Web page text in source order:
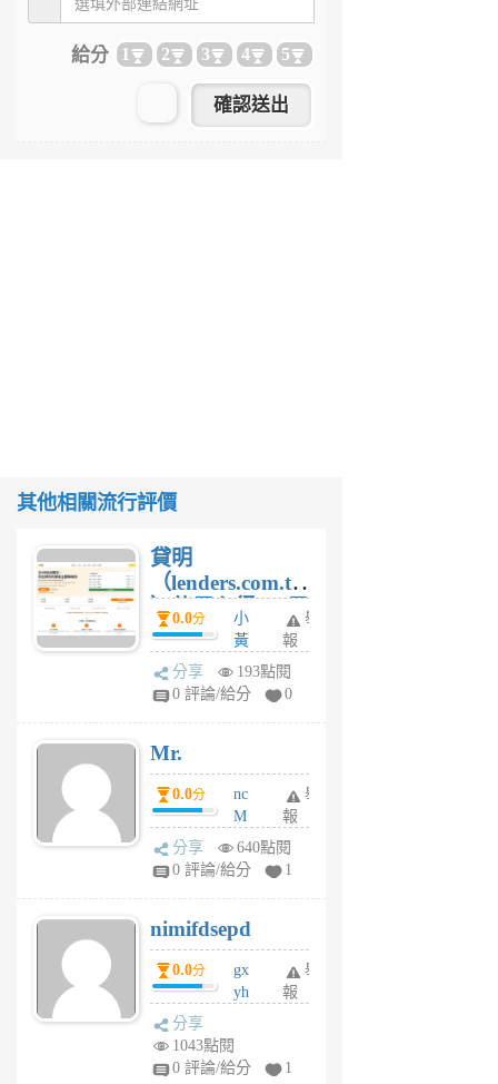
給分 1 2 3 4 5
其他相關流行評價
貸明
（lenders.com.tw
）使用心得 — 民
間貸款比較平台
體驗
0.0分
小
黃
蜂
1
舉
報
分享
193點閱
0 評論/給分
0
Mr.
0.0分
nc
M
U
F
U
5
個
月
舉
報
分享
640點閱
0 評論/給分
1
nimifdsepd
0.0分
gx
yh
jl
舉
報
分享
1043點閱
0 評論/給分
1